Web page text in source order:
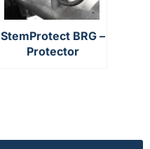
StemProtect BRG –
Protector